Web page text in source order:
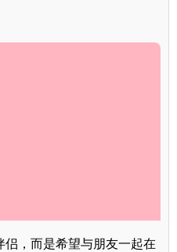
，而是希望与朋友一起在